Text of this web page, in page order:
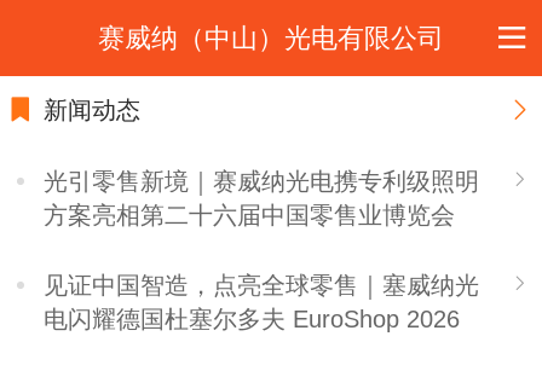
赛威纳（中山）光电有限公司
新闻动态
光引零售新境｜赛威纳光电携专利级照明
方案亮相第二十六届中国零售业博览会
见证中国智造，点亮全球零售｜塞威纳光
电闪耀德国杜塞尔多夫 EuroShop 2026